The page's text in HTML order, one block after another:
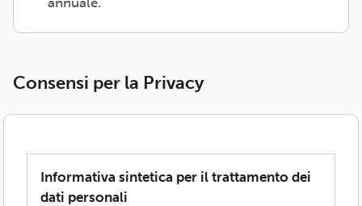
Consensi per la Privacy
Informativa sintetica per il trattamento dei
dati personali